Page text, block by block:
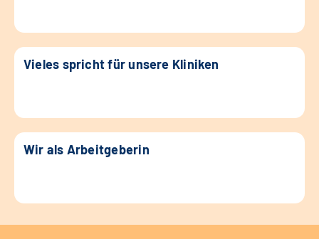
Vieles spricht für unsere Kliniken
Wir als Arbeitgeberin